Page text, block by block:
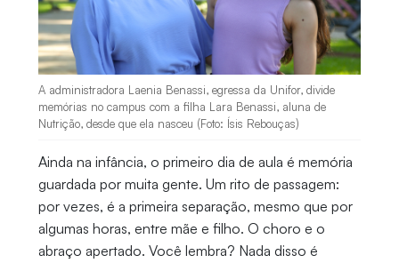
A administradora Laenia Benassi, egressa da Unifor, divide
memórias no campus com a filha Lara Benassi, aluna de
Nutrição, desde que ela nasceu (Foto: Ísis Rebouças)
Ainda na infância, o primeiro dia de aula é memória
guardada por muita gente. Um rito de passagem:
por vezes, é a primeira separação, mesmo que por
algumas horas, entre mãe e filho. O choro e o
abraço apertado. Você lembra? Nada disso é